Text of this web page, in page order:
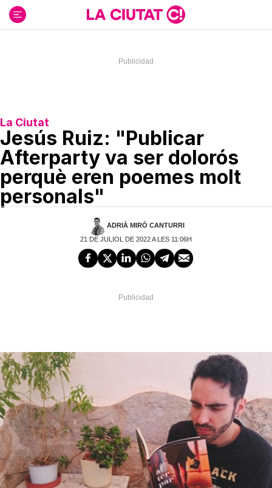
contenido
La Ciutat
Jesús Ruiz: "Publicar
Afterparty va ser dolorós
perquè eren poemes molt
personals"
ADRIÀ MIRÓ CANTURRI
21 DE JULIOL DE 2022 A LES 11:06H